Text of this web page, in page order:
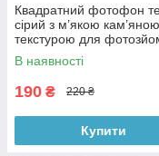
Квадратний фотофон
сірий з м’якою кам’яною
текстурою для
товарів 60x60 см,
В наявності
190 ₴ 220 ₴
Купити